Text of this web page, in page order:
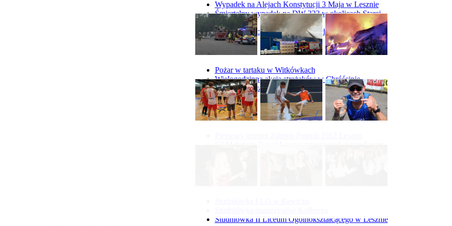
Wypadek na Alejach Konstytucji 3 Maja w Lesznie
Śmiertelny wypadek na DW 323 w okolicach Starej
Góry
Wypadek na obwodnicy Święciechowy
Pożar w tartaku w Witkówkach
Wielogodzinna akcja strażaków w Chróścinie
Pożar hali tartaku w Racocie
Studniówka II Liceum Ogólnokształcącego w Lesznie